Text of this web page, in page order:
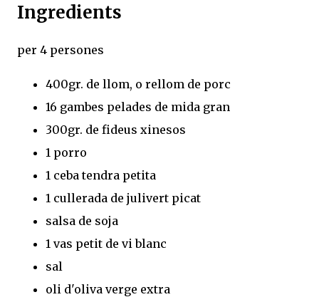
Ingredients
per 4 persones
400gr. de llom, o rellom de porc
16 gambes pelades de mida gran
300gr. de fideus xinesos
1 porro
1 ceba tendra petita
1 cullerada de julivert picat
salsa de soja
1 vas petit de vi blanc
sal
oli d'oliva verge extra